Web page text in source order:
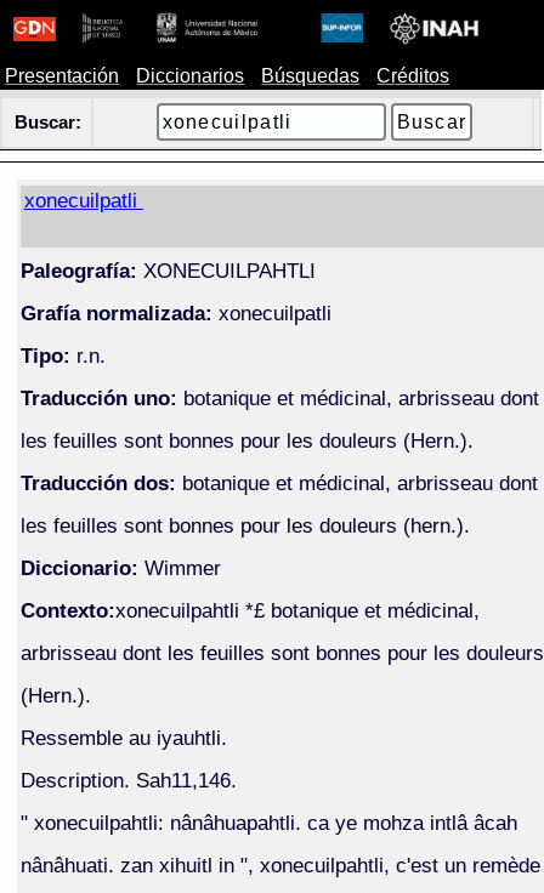
Presentación Diccionarios Búsquedas Créditos
Buscar:
xonecuilpatli
Paleografía: XONECUILPAHTLI
Grafía normalizada: xonecuilpatli
Tipo: r.n.
Traducción uno: botanique et médicinal, arbrisseau dont
les feuilles sont bonnes pour les douleurs (Hern.).
Traducción dos: botanique et médicinal, arbrisseau dont
les feuilles sont bonnes pour les douleurs (hern.).
Diccionario: Wimmer
Contexto:xonecuilpahtli *£ botanique et médicinal,
arbrisseau dont les feuilles sont bonnes pour les douleurs
(Hern.).
Ressemble au iyauhtli.
Description. Sah11,146.
" xonecuilpahtli: nânâhuapahtli. ca ye mohza intlâ âcah
nânâhuati. zan xihuitl in ", xonecuilpahtli, c'est un remède